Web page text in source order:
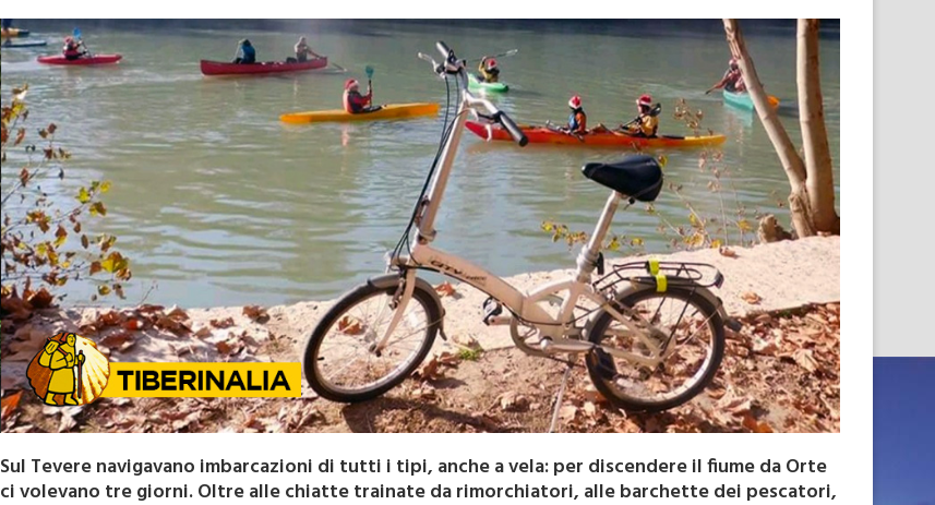
Sul Tevere navigavano imbarcazioni di tutti i tipi, anche a vela: per discendere il fiume da Orte
ci volevano tre giorni. Oltre alle chiatte trainate da rimorchiatori, alle barchette dei pescatori,